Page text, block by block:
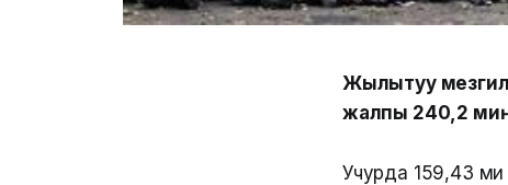
Жылытуу
жалпы 240,2 миң
Учурда 159,43